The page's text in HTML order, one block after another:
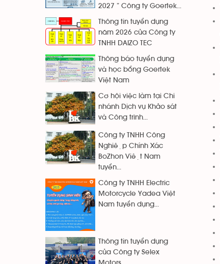
2027 ” Công ty Goertek...
Thông tin tuyển dụng
năm 2026 của Công ty
TNHH DAIZO TEC
Thông báo tuyển dụng
và học bổng Goertek
Việt Nam
Cơ hội việc làm tại Chi
nhánh Dịch vụ Khảo sát
và Công trình...
Công ty TNHH Công
Nghiệp Chính Xác
BoZhon Việt Nam
tuyển...
Công ty TNHH Electric
Motorcycle Yadea Việt
Nam tuyển dụng...
Thông tin tuyển dụng
của Công ty Selex